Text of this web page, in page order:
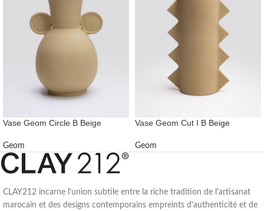
Vase Geom Circle B Beige
Geom
Vase Geom Cut I B Beige
Geom
CLAY212 incarne l'union subtile entre la riche tradition de l'artisanat
marocain et des designs contemporains empreints d'authenticité et de